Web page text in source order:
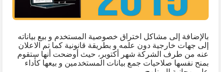
بالإضافة إلى مشاكل اختراق خصوصية المستخدم و بيع بياناته
إلى جهات خارجية دون علمه و بطريقة قانونية كما تم الاعلان
عنه من طرف الشركة شهر أكتوبر، حيث أوضحت أنها ستقوم
بمنح نفسها صلاحيات جمع بيانات المستخدمين و بيعها كأداء